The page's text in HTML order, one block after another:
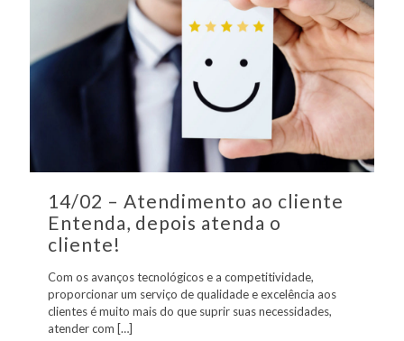
14/02 – Atendimento ao cliente
Entenda, depois atenda o
cliente!
Com os avanços tecnológicos e a competitividade,
proporcionar um serviço de qualidade e excelência aos
clientes é muito mais do que suprir suas necessidades,
atender com […]